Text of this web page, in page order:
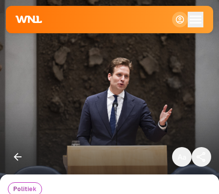
Klein
Standaard
Groot
Politiek